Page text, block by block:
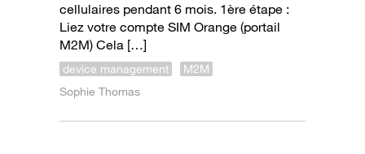
cellulaires pendant 6 mois. 1ère étape :
Liez votre compte SIM Orange (portail
M2M) Cela […]
device management
M2M
Sophie Thomas